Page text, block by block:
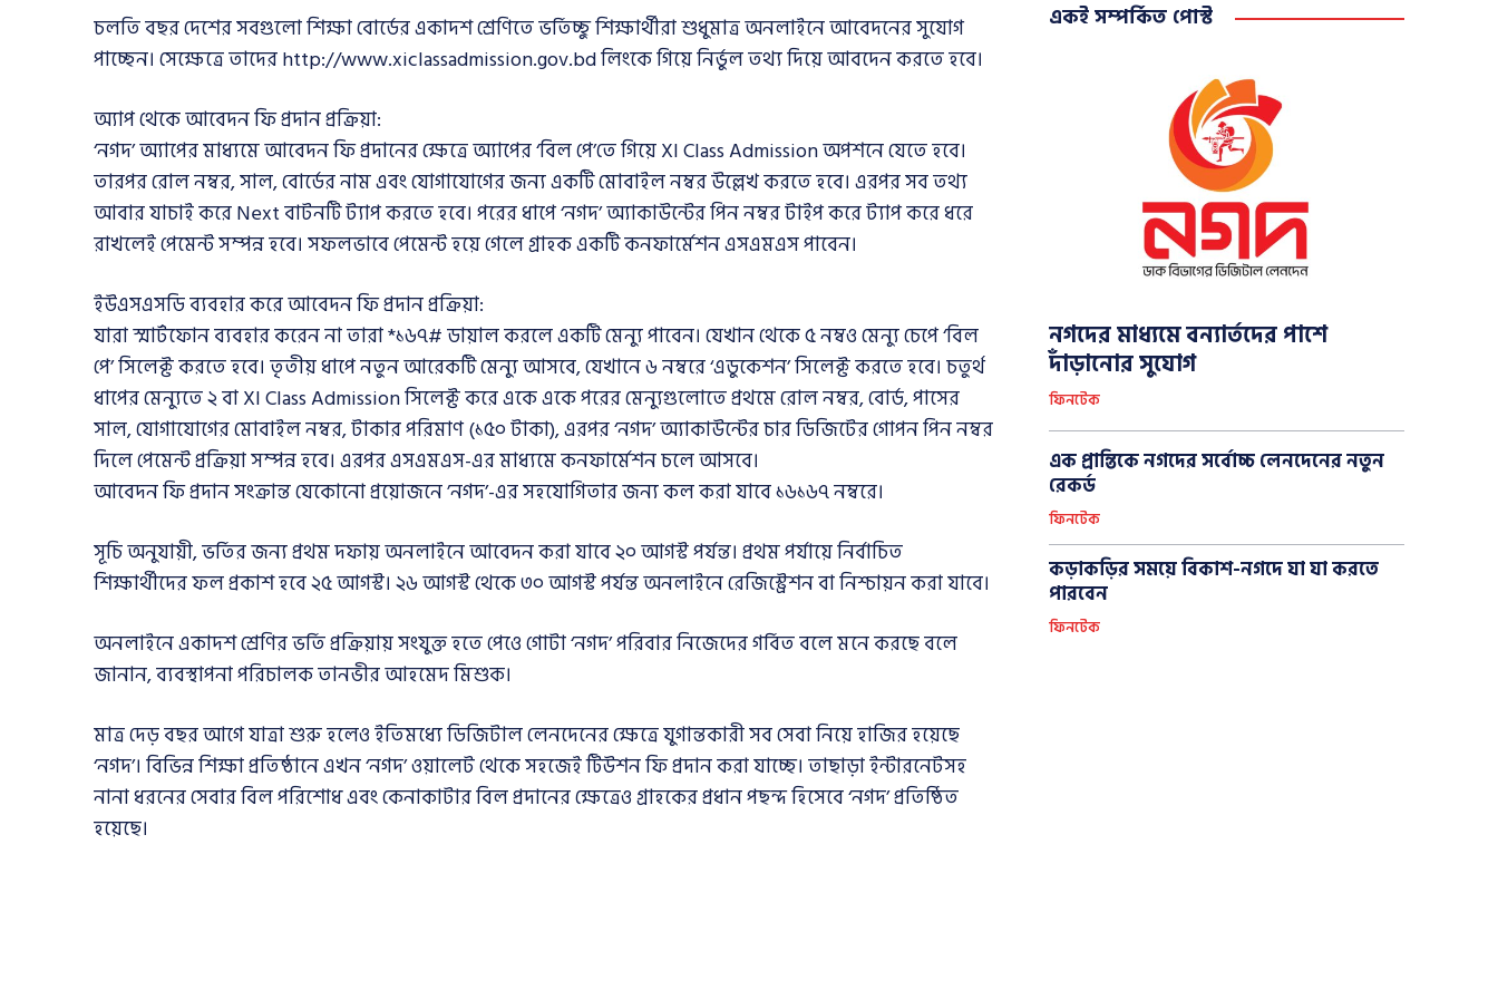
চলতি বছর দেশের সবগুলো শিক্ষা বোর্ডের একাদশ শ্রেণিতে ভর্তিচ্ছু শিক্ষার্থীরা শুধুমাত্র অনলাইনে আবেদনের সুযোগ
পাচ্ছেন। সেক্ষেত্রে তাদের http://www.xiclassadmission.gov.bd লিংকে গিয়ে নির্ভুল তথ্য দিয়ে আবদেন করতে হবে।
অ্যাপ থেকে আবেদন ফি প্রদান প্রক্রিয়া:
‘নগদ’ অ্যাপের মাধ্যমে আবেদন ফি প্রদানের ক্ষেত্রে অ্যাপের ‘বিল পে’তে গিয়ে XI Class Admission অপশনে যেতে হবে।
তারপর রোল নম্বর, সাল, বোর্ডের নাম এবং যোগাযোগের জন্য একটি মোবাইল নম্বর উল্লেখ করতে হবে। এরপর সব তথ্য
আবার যাচাই করে Next বাটনটি ট্যাপ করতে হবে। পরের ধাপে ‘নগদ’ অ্যাকাউন্টের পিন নম্বর টাইপ করে ট্যাপ করে ধরে
রাখলেই পেমেন্ট সম্পন্ন হবে। সফলভাবে পেমেন্ট হয়ে গেলে গ্রাহক একটি কনফার্মেশন এসএমএস পাবেন।
ইউএসএসডি ব্যবহার করে আবেদন ফি প্রদান প্রক্রিয়া:
যারা স্মার্টফোন ব্যবহার করেন না তারা *১৬৭# ডায়াল করলে একটি মেন্যু পাবেন। যেখান থেকে ৫ নম্বও মেন্যু চেপে ‘বিল
পে’ সিলেক্ট করতে হবে। তৃতীয় ধাপে নতুন আরেকটি মেন্যু আসবে, যেখানে ৬ নম্বরে ‘এডুকেশন’ সিলেক্ট করতে হবে। চতুর্থ
ধাপের মেন্যুতে ২ বা XI Class Admission সিলেক্ট করে একে একে পরের মেন্যুগুলোতে প্রথমে রোল নম্বর, বোর্ড, পাসের
সাল, যোগাযোগের মোবাইল নম্বর, টাকার পরিমাণ (১৫০ টাকা), এরপর ‘নগদ’ অ্যাকাউন্টের চার ডিজিটের গোপন পিন নম্বর
দিলে পেমেন্ট প্রক্রিয়া সম্পন্ন হবে। এরপর এসএমএস-এর মাধ্যমে কনফার্মেশন চলে আসবে।
আবেদন ফি প্রদান সংক্রান্ত যেকোনো প্রয়োজনে ’নগদ’-এর সহযোগিতার জন্য কল করা যাবে ১৬১৬৭ নম্বরে।
সূচি অনুযায়ী, ভর্তির জন্য প্রথম দফায় অনলাইনে আবেদন করা যাবে ২০ আগস্ট পর্যন্ত। প্রথম পর্যায়ে নির্বাচিত
শিক্ষার্থীদের ফল প্রকাশ হবে ২৫ আগস্ট। ২৬ আগস্ট থেকে ৩০ আগস্ট পর্যন্ত অনলাইনে রেজিস্ট্রেশন বা নিশ্চায়ন করা যাবে।
অনলাইনে একাদশ শ্রেণির ভর্তি প্রক্রিয়ায় সংযুক্ত হতে পেওে গোটা ‘নগদ’ পরিবার নিজেদের গর্বিত বলে মনে করছে বলে
জানান, ব্যবস্থাপনা পরিচালক তানভীর আহমেদ মিশুক।
মাত্র দেড় বছর আগে যাত্রা শুরু হলেও ইতিমধ্যে ডিজিটাল লেনদেনের ক্ষেত্রে যুগান্তকারী সব সেবা নিয়ে হাজির হয়েছে
‘নগদ’। বিভিন্ন শিক্ষা প্রতিষ্ঠানে এখন ‘নগদ’ ওয়ালেট থেকে সহজেই টিউশন ফি প্রদান করা যাচ্ছে। তাছাড়া ইন্টারনেটসহ
নানা ধরনের সেবার বিল পরিশোধ এবং কেনাকাটার বিল প্রদানের ক্ষেত্রেও গ্রাহকের প্রধান পছন্দ হিসেবে ‘নগদ’ প্রতিষ্ঠিত
হয়েছে।
একই সম্পর্কিত পোস্ট
নগদের মাধ্যমে বন্যার্তদের পাশে
দাঁড়ানোর সুযোগ
ফিনটেক
এক প্রান্তিকে নগদের সর্বোচ্চ লেনদেনের নতুন
রেকর্ড
ফিনটেক
কড়াকড়ির সময়ে বিকাশ-নগদে যা যা করতে
পারবেন
ফিনটেক